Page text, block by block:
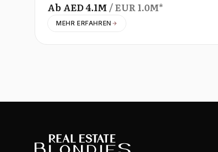
Ab AED4.1M / EUR1.0M*
MEHR ERFAHREN